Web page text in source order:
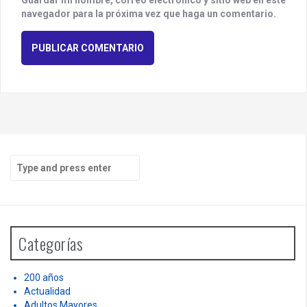
navegador para la próxima vez que haga un comentario.
h
o
Categorías
200 años
Actualidad
Adultos Mayores